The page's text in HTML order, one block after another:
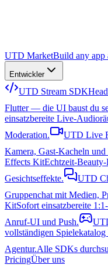
UTD MarketBuild any app
Entwickler
UTD Stream SDK
Flutter — die UI baust du
einsatzbereite Live-
Moderation.
UTD Live
Kamera, Gast-Kacheln
Effects KitEchtzeit-
Gesichtseffekte.
UTD
Gruppenchat mit Medien,
KitSofort einsatzbereite
Anruf-UI und Push.
vollständigen
Agentur.Alle SDKs
PricingÜber uns